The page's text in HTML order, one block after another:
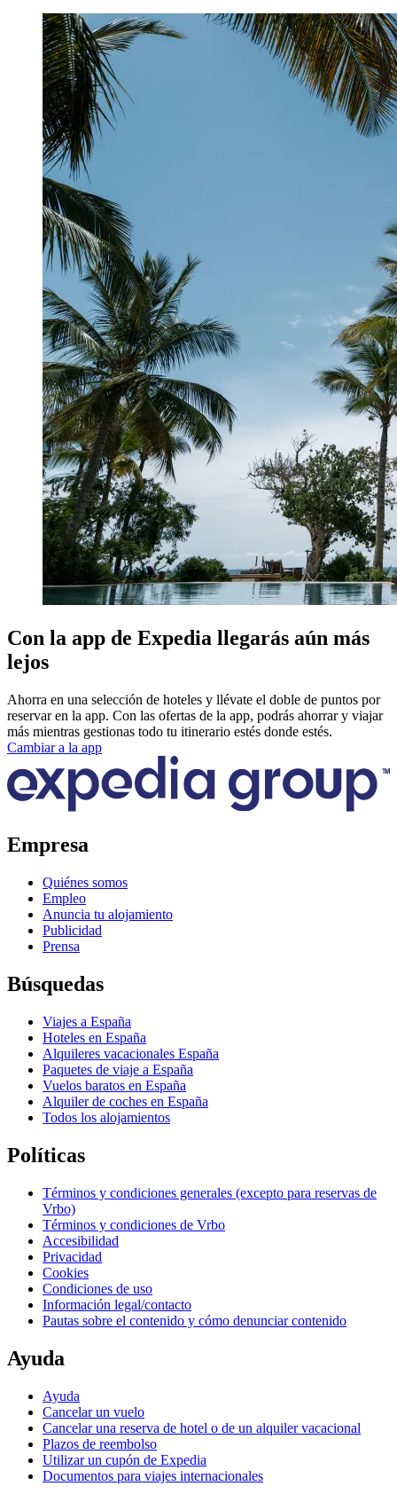
Con la app de Expedia llegarás aún más
lejos
Ahorra en una selección de hoteles y llévate el doble de puntos por
reservar en la app. Con las ofertas de la app, podrás ahorrar y viajar
más mientras gestionas todo tu itinerario estés donde estés.
Cambiar a la app
Empresa
Quiénes somos
Empleo
Anuncia tu alojamiento
Publicidad
Prensa
Búsquedas
Viajes a España
Hoteles en España
Alquileres vacacionales España
Paquetes de viaje a España
Vuelos baratos en España
Alquiler de coches en España
Todos los alojamientos
Políticas
Términos y condiciones generales (excepto para reservas de
Vrbo)
Términos y condiciones de Vrbo
Accesibilidad
Privacidad
Cookies
Condiciones de uso
Información legal/contacto
Pautas sobre el contenido y cómo denunciar contenido
Ayuda
Ayuda
Cancelar un vuelo
Cancelar una reserva de hotel o de un alquiler vacacional
Plazos de reembolso
Utilizar un cupón de Expedia
Documentos para viajes internacionales